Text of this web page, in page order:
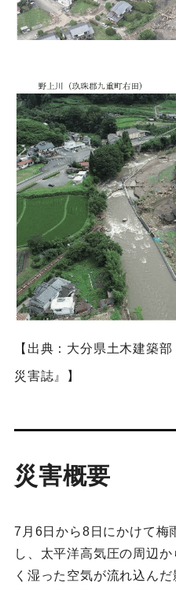
【出典：大分県土木建築
災害誌』】
災害概要
7月6日から8日にかけて梅
し、太平洋高気圧の周辺
く湿った空気が流れ込ん